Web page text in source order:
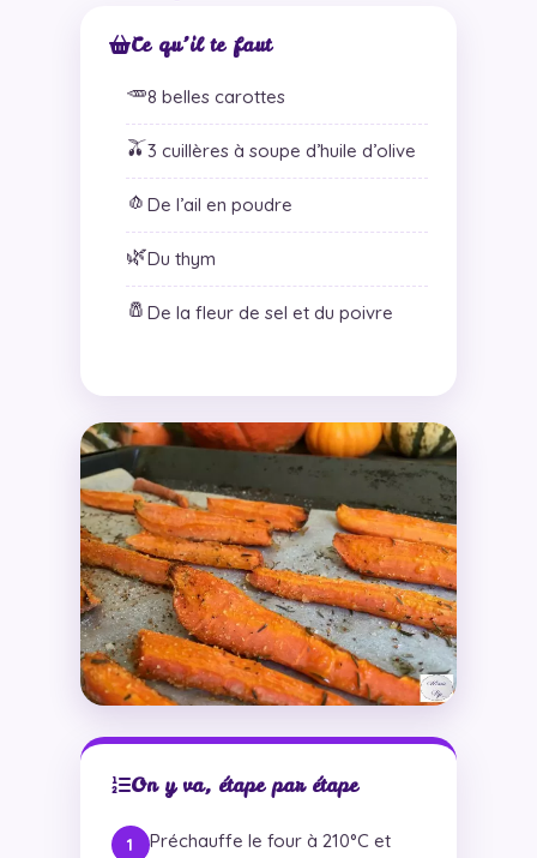
Ce qu’il te faut
🥕8 belles carottes
🫒3 cuillères à soupe d’huile d’olive
🧄 De l’ail en poudre
🌿Du thym
🧂 De la fleur de sel et du poivre
On y va, étape par étape
Préchauffe le four à 210°C et